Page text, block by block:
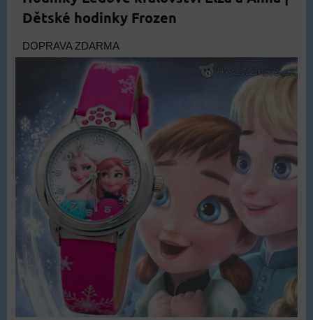
Dětské hodinky Frozen
DOPRAVA ZDARMA